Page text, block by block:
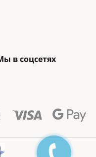
в соцсетях